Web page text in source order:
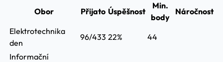
Obor
Přijato Úspěšnost
Min.
body
Náročnost
Elektrotechnika
den
96/433 22%
44
Informační